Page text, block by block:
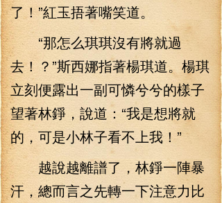
了！”紅玉捂著嘴笑道。
“那怎么琪琪沒有將就過
去！？”斯西娜指著楊琪道。楊琪
立刻便露出一副可憐兮兮的樣子
望著林錚，說道：“我是想將就
的，可是小林子看不上我！”
越說越離譜了，林錚一陣暴
汗，總而言之先轉一下注意力比